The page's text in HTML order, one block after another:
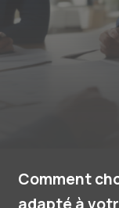
Comment